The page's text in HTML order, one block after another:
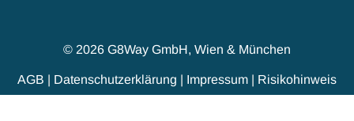
© 2026 G8Way GmbH, Wien & München
AGB | Datenschutzerklärung | Impressum | Risikohinweis